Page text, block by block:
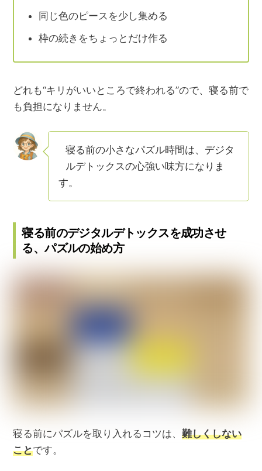
同じ色のピースを少し集める
枠の続きをちょっとだけ作る
どれも“キリがいいところで終われる”ので、寝る前で
も負担になりません。
寝る前の小さなパズル時間は、デジタ
ルデトックスの心強い味方になりま
す。
寝る前のデジタルデトックスを成功させ
る、パズルの始め方
寝る前にパズルを取り入れるコツは、難しくしない
ことです。